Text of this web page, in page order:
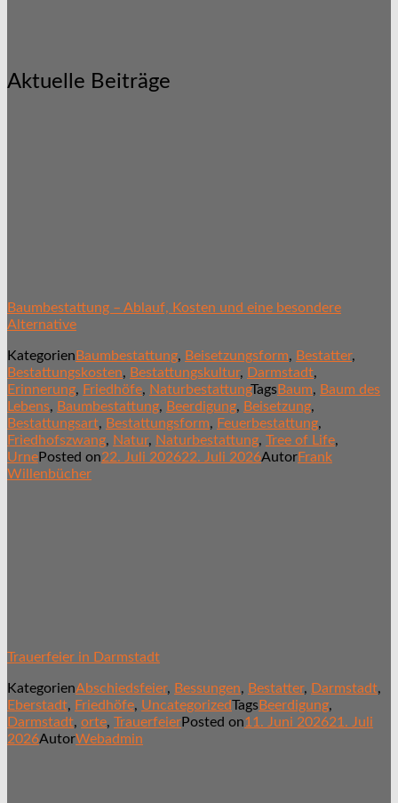
Aktuelle Beiträge
Baumbestattung – Ablauf, Kosten und eine besondere
Alternative
KategorienBaumbestattung, Beisetzungsform, Bestatter,
Bestattungskosten, Bestattungskultur, Darmstadt,
Erinnerung, Friedhöfe, NaturbestattungTagsBaum, Baum des
Lebens, Baumbestattung, Beerdigung, Beisetzung,
Bestattungsart, Bestattungsform, Feuerbestattung,
Friedhofszwang, Natur, Naturbestattung, Tree of Life,
UrnePosted on22. Juli 202622. Juli 2026AutorFrank
Willenbücher
Trauerfeier in Darmstadt
KategorienAbschiedsfeier, Bessungen, Bestatter, Darmstadt,
Eberstadt, Friedhöfe, UncategorizedTagsBeerdigung,
Darmstadt, orte, TrauerfeierPosted on11. Juni 202621. Juli
2026AutorWebadmin